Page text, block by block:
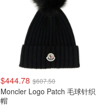
$444.78 $607.50
Moncler Logo Patch 毛球针织
帽